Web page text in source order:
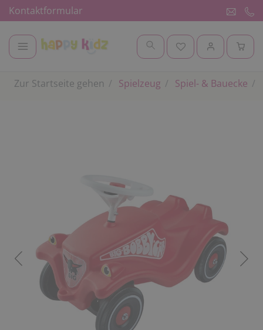
Kontaktformular
Zur Startseite gehen Spielzeug Spiel- & Bauecke